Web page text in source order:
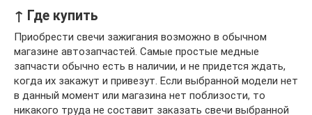
↑ Где купить
Приобрести свечи зажигания возможно в обычном
магазине автозапчастей. Самые простые медные
запчасти обычно есть в наличии, и не придется ждать,
когда их закажут и привезут. Если выбранной модели нет
в данный момент или магазина нет поблизости, то
никакого труда не составит заказать свечи выбранной